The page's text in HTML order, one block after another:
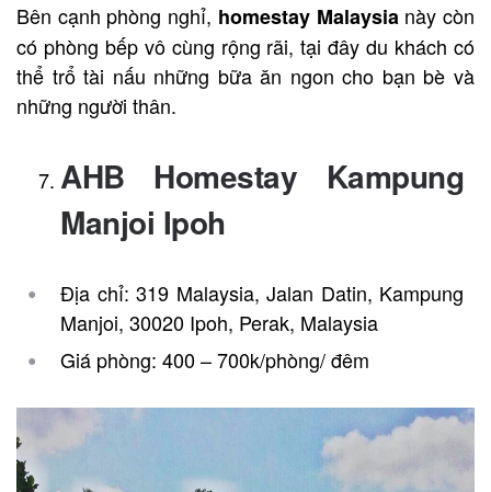
Bên cạnh phòng nghỉ, homestay Malaysianày còn
có phòng bếp vô cùng rộng rãi, tại đây du khách có
thể trổ tài nấu những bữa ăn ngon cho bạn bè và
những người thân.
AHB Homestay Kampung
Manjoi Ipoh
Địa chỉ: 319 Malaysia, Jalan Datin, Kampung
Manjoi, 30020 Ipoh, Perak, Malaysia
Giá phòng: 400 – 700k/phòng/ đêm